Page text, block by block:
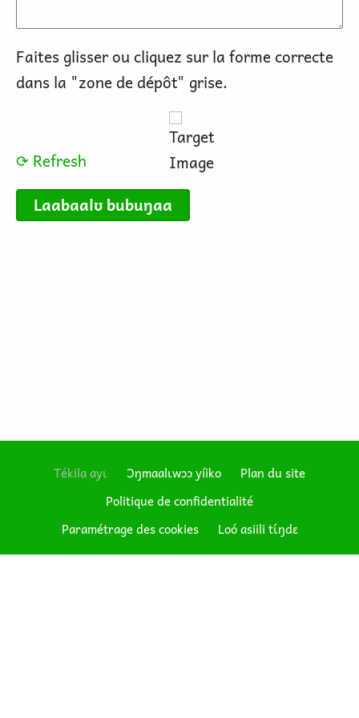
Faites glisser ou cliquez sur la forme correcte
dans la "zone de dépôt" grise.
⟳ Refresh
Footer
Tékila ayɩ Ɔŋmaalɩwɔɔ yíiko
Plan du site
Politique de confidentialité
Paramétrage des cookies
Loó asiili tɩ́ŋdɛ